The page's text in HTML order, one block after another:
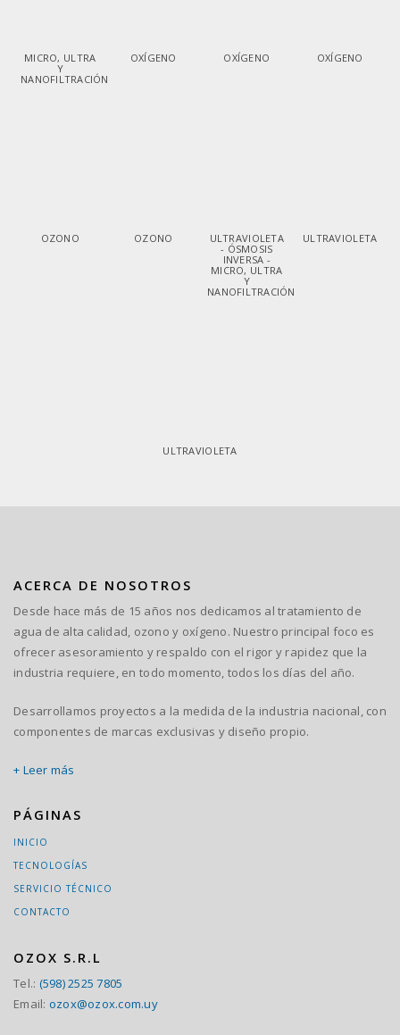
MICRO, ULTRA
Y
NANOFILTRACIÓN
OXÍGENO OXÍGENO OXÍGENO
OZONO OZONO
ULTRAVIOLETA
- ÓSMOSIS
INVERSA -
MICRO, ULTRA
Y
NANOFILTRACIÓN
ULTRAVIOLETA
ULTRAVIOLETA
ACERCA DE NOSOTROS
Desde hace más de 15 años nos dedicamos al tratamiento de
agua de alta calidad, ozono y oxígeno. Nuestro principal foco es
ofrecer asesoramiento y respaldo con el rigor y rapidez que la
industria requiere, en todo momento, todos los días del año.
Desarrollamos proyectos a la medida de la industria nacional, con
componentes de marcas exclusivas y diseño propio.
+ Leer más
PÁGINAS
INICIO
TECNOLOGÍAS
SERVICIO TÉCNICO
CONTACTO
OZOX S.R.L
Tel.: (598) 2525 7805
Email: ozox@ozox.com.uy